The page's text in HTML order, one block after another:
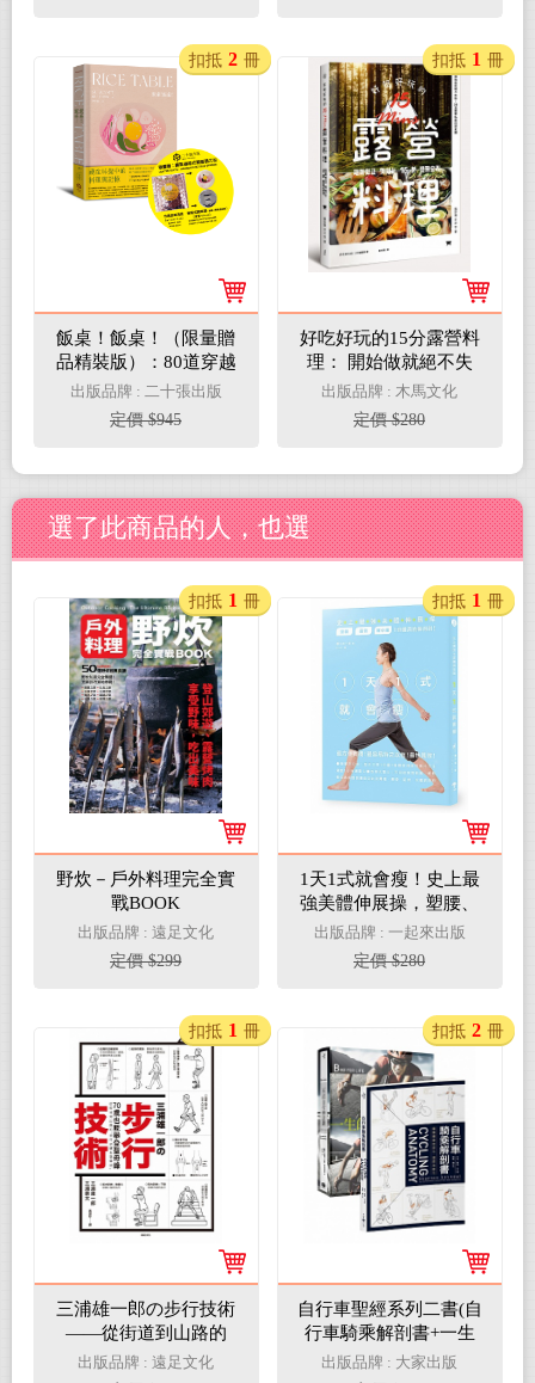
飯桌！飯桌！（限量贈
品精裝版）：80道穿越
5000英里記憶的韓料理
出版品牌 : 二十張出版
定價 $945
扣抵 2 冊
好吃好玩的15分露營料
理： 開始做就絕不失
敗！ 54道露營私房料理
食譜
出版品牌 : 木馬文化
定價 $280
扣抵 1 冊
選了此商品的人，也選
野炊－戶外料理完全實
戰BOOK
出版品牌 : 遠足文化
定價 $299
扣抵 1 冊
1天1式就會瘦！史上最
強美體伸展操，塑腰、
提臀、瘦小腹1分鐘真
的做得到！
出版品牌 : 一起來出版
定價 $280
扣抵 1 冊
三浦雄一郎の步行技術
——從街道到山路的
「步行訓練＆裝備術」
出版品牌 : 遠足文化
扣抵 1 冊
自行車聖經系列二書(自
行車騎乘解剖書+一生
的自行車計畫)
出版品牌 : 大家出版
扣抵 2 冊